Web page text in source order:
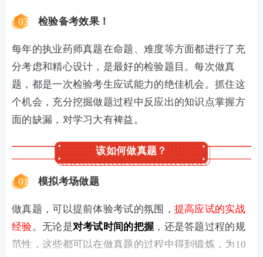
03 检验备考效果！
每年的执业药师真题在命题、难度等方面都进行了充
分考虑和精心设计，是最好的检验题目。每次做真
题，都是一次检验考生应试能力的绝佳机会。抓住这
个机会，充分挖掘做题过程中反应出的知识点掌握方
面的缺漏，对学习大有裨益。
该如何做真题？
01 模拟考场做题
做真题，可以提前体验考试的氛围， 提高应试的实战
经验。无论是对考试时间的把握 ，还是答题过程的规
范性，这些都可以在做真题的过程中得到锻炼，为10